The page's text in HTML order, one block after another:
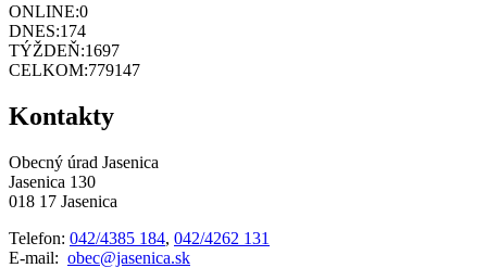
ONLINE:0
DNES:174
TÝŽDEŇ:1697
CELKOM:779147
Kontakty
Obecný úrad Jasenica
Jasenica 130
018 17 Jasenica
Telefon: 042/4385 184, 042/4262 131
E-mail: obec@jasenica.sk